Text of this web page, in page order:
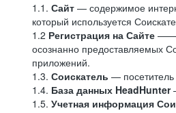
1.1. Сайт — содержимое
который используется
1.2 Регистрация на Сайте ——
осознанно предоставляемых
приложений.
1.3. Соискатель —
1.4. База данных HeadHunter
1.5. Учетная информация